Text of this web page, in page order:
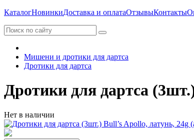
КаталогНовинкиДоставка и оплатаОтзывыКонтакты
Мишени и дротики для дартса
Дротики для дартса
Дротики для дартса
Нет в наличии